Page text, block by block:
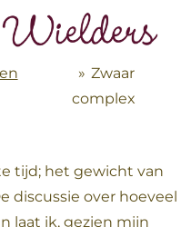
» Zwaar
complex
tijd; het gewicht van
discussie over hoeveel
laat ik, gezien mijn